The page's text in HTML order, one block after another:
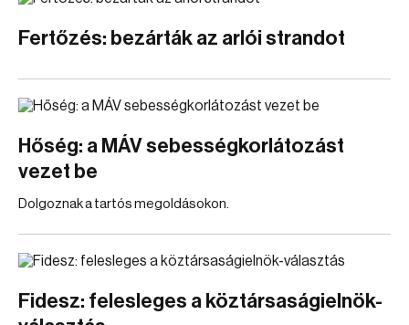
Fertőzés: bezárták az arlói strandot
Hőség: a MÁV sebességkorlátozást
vezet be
Dolgoznak a tartós megoldásokon.
Fidesz: felesleges a köztársaságielnök-